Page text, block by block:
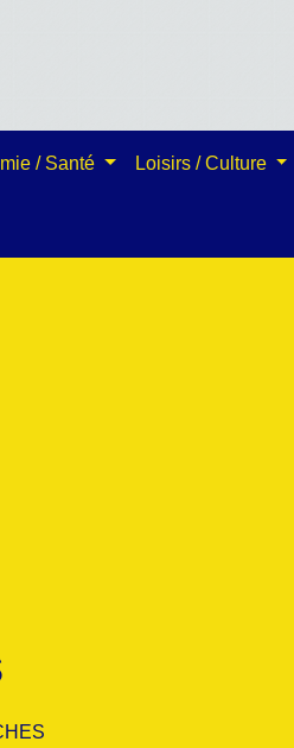
/ Santé Loisirs / Culture